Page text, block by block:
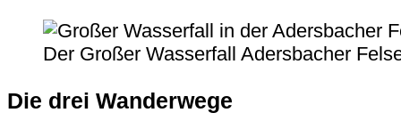
Der Großer Wasserfall Adersbacher
Die drei Wanderwege